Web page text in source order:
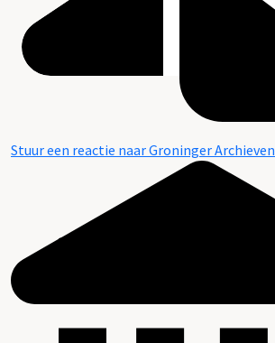
Stuur een reactie naar Groninger Archieven